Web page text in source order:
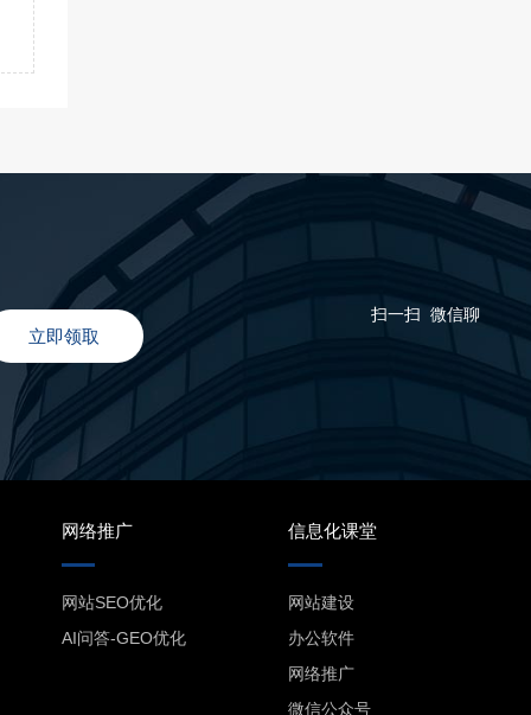
扫一扫 微信聊
立即领取
网络推广
网站SEO优化
AI问答-GEO优化
信息化课堂
网站建设
办公软件
网络推广
微信公众号